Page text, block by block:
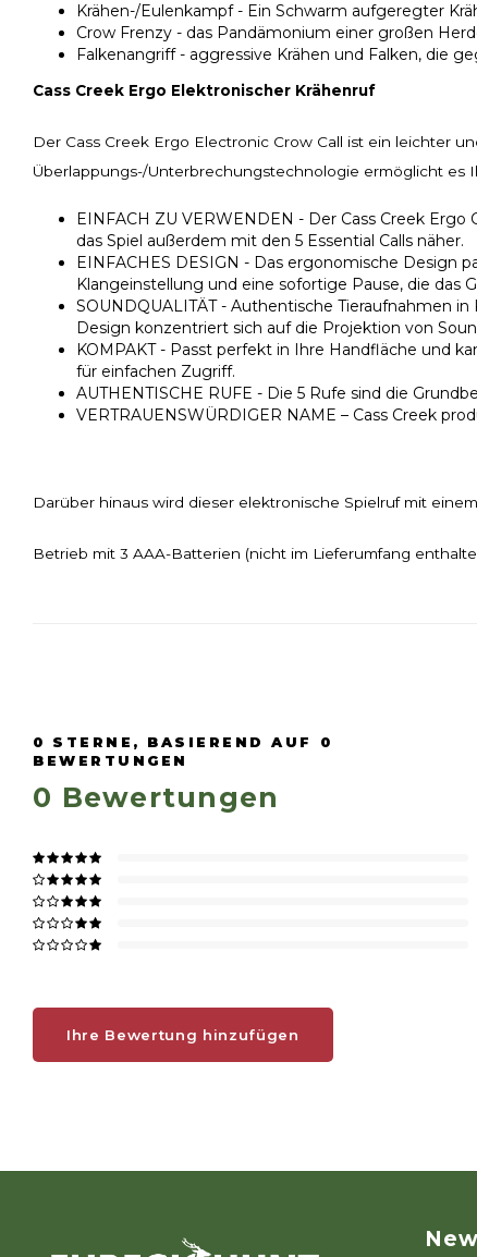
Krähen-/Eulenkampf - Ein Schwarm aufgeregter
Crow Frenzy - das Pandämonium einer großen
Falkenangriff - aggressive Krähen und Falken, die
Cass Creek Ergo Elektronischer Krähenruf
Der Cass Creek Ergo Electronic Crow Call ist ein leichter
Überlappungs-/Unterbrechungstechnologie ermöglicht es
EINFACH ZU VERWENDEN - Der Cass Creek
das Spiel außerdem mit den 5 Essential Calls näher.
EINFACHES DESIGN - Das ergonomische Design
Klangeinstellung und eine sofortige Pause, die das
SOUNDQUALITÄT - Authentische Tieraufnahmen
Design konzentriert sich auf die Projektion von
KOMPAKT - Passt perfekt in Ihre Handfläche und
für einfachen Zugriff.
AUTHENTISCHE RUFE - Die 5 Rufe sind die
VERTRAUENSWÜRDIGER NAME – Cass Creek
Darüber hinaus wird dieser elektronische Spielruf mit
Betrieb mit 3 AAA-Batterien (nicht im Lieferumfang
0 STERNE, BASIEREND AUF 0
BEWERTUNGEN
0 Bewertungen
Ihre Bewertung hinzufügen